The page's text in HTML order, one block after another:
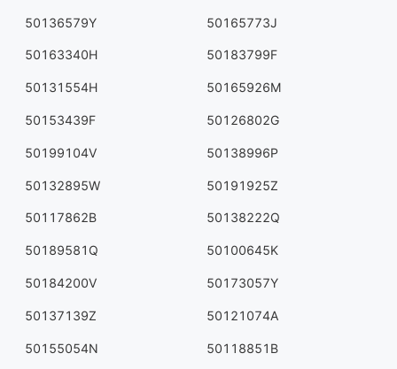
50136579Y 50165773J
50163340H 50183799F
50131554H 50165926M
50153439F 50126802G
50199104V 50138996P
50132895W 50191925Z
50117862B 50138222Q
50189581Q 50100645K
50184200V 50173057Y
50137139Z 50121074A
50155054N 50118851B